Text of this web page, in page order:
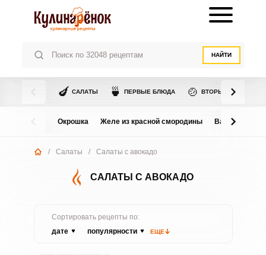
НАЙТИ
🍆 САЛАТЫ 🍵 ПЕРВЫЕ БЛЮДА 🍲 ВТОРЫЕ БЛЮДА
Окрошка Желе из красной смородины Варенье из
/ Салаты / Салаты с авокадо
САЛАТЫ С АВОКАДО
Сортировать рецепты по:
дате
популярности ЕЩЕ